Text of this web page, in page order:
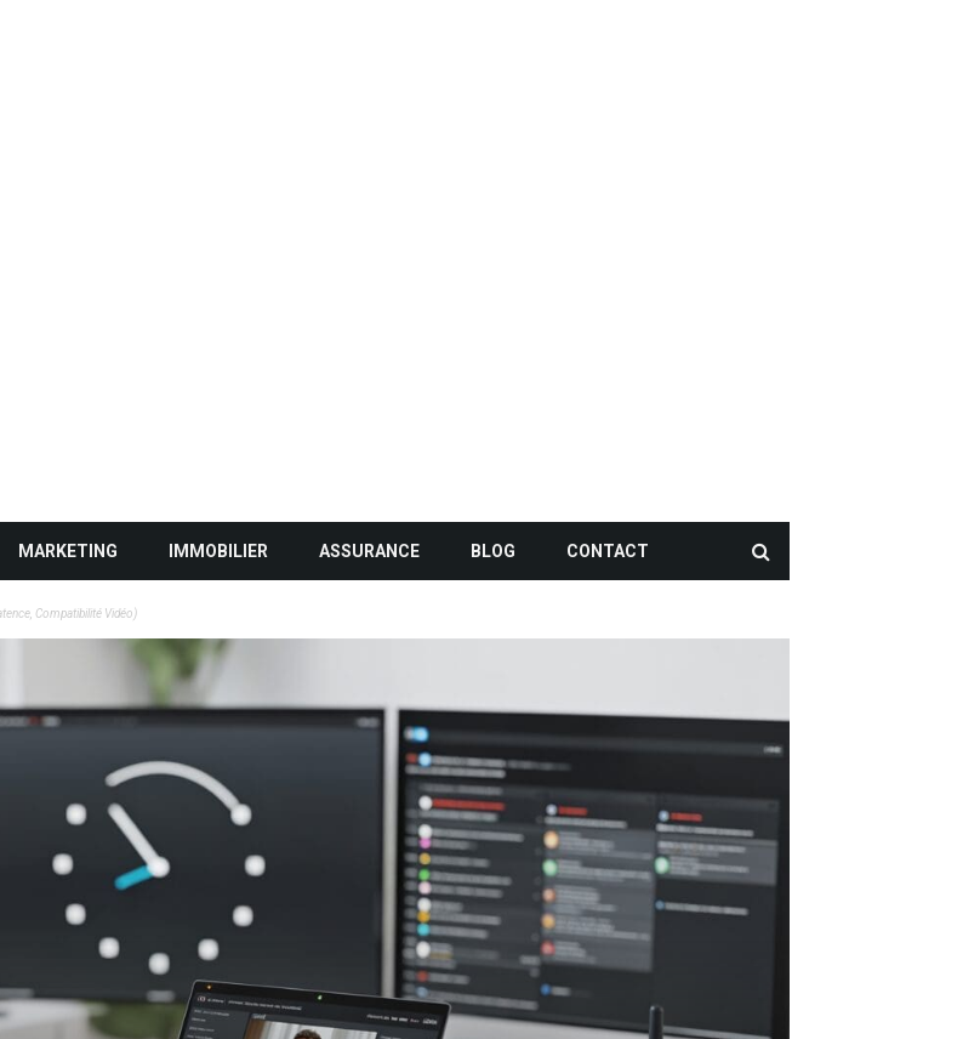
MARKETING IMMOBILIER ASSURANCE BLOG CONTACT
Compatibilité Vidéo)